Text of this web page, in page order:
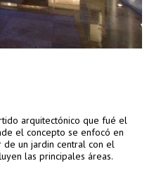
arquitectónico que fué el
el concepto se enfocó en
un jardin central con el
las principales áreas.